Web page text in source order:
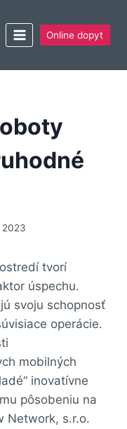
Online dopyt
2023
tvorí
úspechu.
svoju schopnosť
operácie.
mobilných
inovatívne
pôsobeniu na
Network, s.r.o.